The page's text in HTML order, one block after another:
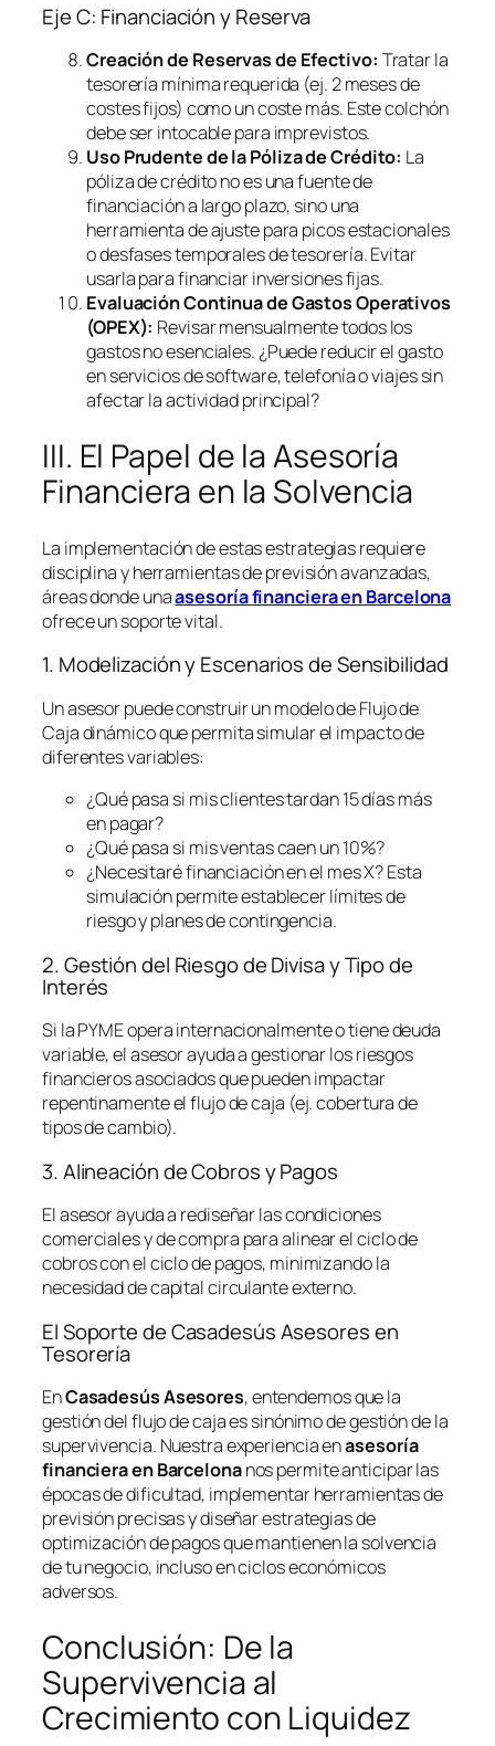
Eje C: Financiación y Reserva
Creación de Reservas de Efectivo: Tratar la
tesorería mínima requerida (ej. 2 meses de
costes fijos) como un coste más. Este colchón
debe ser intocable para imprevistos.
Uso Prudente de la Póliza de Crédito: La
póliza de crédito no es una fuente de
financiación a largo plazo, sino una
herramienta de ajuste para picos estacionales
o desfases temporales de tesorería. Evitar
usarla para financiar inversiones fijas.
Evaluación Continua de Gastos Operativos
(OPEX): Revisar mensualmente todos los
gastos no esenciales. ¿Puede reducir el gasto
en servicios desoftware, telefonía o viajes sin
afectar la actividad principal?
III. El Papel de la Asesoría
Financiera en la Solvencia
La implementación de estas estrategias requiere
disciplina y herramientas de previsión avanzadas,
áreas donde unaasesoría financiera en Barcelona
ofrece un soporte vital.
1. Modelización y Escenarios de Sensibilidad
Un asesor puede construir un modelo de Flujo de
Caja dinámico que permita simular el impacto de
diferentes variables:
¿Qué pasa si mis clientes tardan 15 días más
en pagar?
¿Qué pasa si mis ventas caen un 10%?
¿Necesitaré financiación en el mes X? Esta
simulación permite establecer límites de
riesgo y planes de contingencia.
2. Gestión del Riesgo de Divisa y Tipo de
Interés
Si la PYME opera internacionalmente o tiene deuda
variable, el asesor ayuda a gestionar los riesgos
financieros asociados que pueden impactar
repentinamente el flujo de caja (ej. cobertura de
tipos de cambio).
3. Alineación de Cobros y Pagos
El asesor ayuda a rediseñar las condiciones
comerciales y de compra para alinear el ciclo de
cobros con el ciclo de pagos, minimizando la
necesidad de capital circulante externo.
El Soporte de Casadesús Asesores en
Tesorería
EnCasadesús Asesores, entendemos que la
gestión del flujo de caja es sinónimo de gestión de la
supervivencia. Nuestra experiencia enasesoría
financiera en Barcelonanos permite anticipar las
épocas de dificultad, implementar herramientas de
previsión precisas y diseñar estrategias de
optimización de pagos que mantienen la solvencia
de tu negocio, incluso en ciclos económicos
adversos.
Conclusión: De la
Supervivencia al
Crecimiento con Liquidez